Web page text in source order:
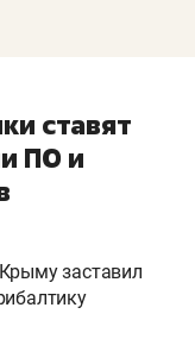
ставят
ПО и
заставил